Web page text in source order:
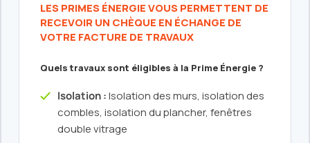
LES PRIMES ÉNERGIE VOUS PERMETTENT DE
RECEVOIR UN CHÈQUE EN ÉCHANGE DE
VOTRE FACTURE DE TRAVAUX
Quels travaux sont éligibles à la Prime Énergie ?
Isolation :Isolation des murs, isolation des
combles, isolation du plancher, fenêtres
double vitrage